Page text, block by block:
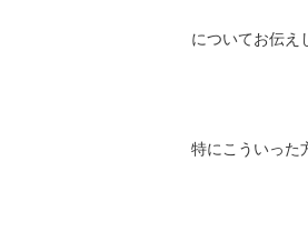
についてお伝え
特にこういった